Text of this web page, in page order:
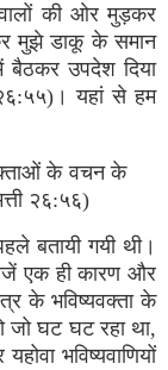
की ओर मुड़कर
मुझे डाकू के समान
बैठकर उपदेश दिया
यहां से हम
के वचन के
२६:५६)
बतायी गयी थी।
एक ही कारण और
के भविष्यवक्ता के
जो घट घट रहा था,
भविष्यवाणियों